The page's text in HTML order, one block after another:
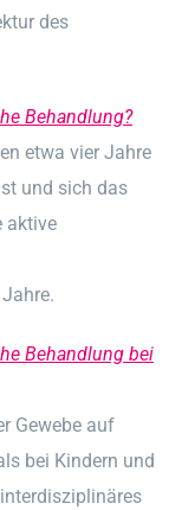
des
Behandlung?
etwa vier Jahre
und sich das
aktive
Behandlung bei
Gewebe auf
bei Kindern und